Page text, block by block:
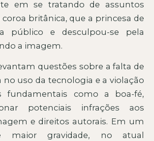
em se tratando de assuntos
britânica, que a princesa de
público e desculpou-se pela
a imagem.
questões sobre a falta de
no uso da tecnologia e a violação
fundamentais como a boa-fé,
potenciais infrações aos
e direitos autorais. Em um
maior gravidade, no atual